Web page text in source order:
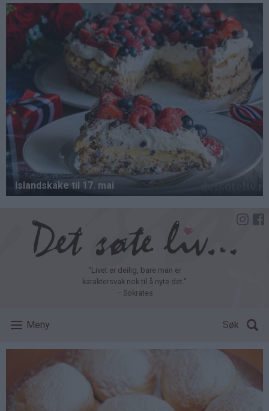
Hopp
hovedinnhold
"Livet er deilig, bare man er
karaktersvak nok til å nyte det."
– Sokrates
Meny Søk